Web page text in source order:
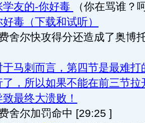
学友的-你好毒
（你在骂谁？
好毒（下载和试听）
舍尔快攻得分还造成了奥博
于马刺而言，第四节是最难打
，所以如果不能在前三节拉
最终大溃败！
舍尔加罚命中 [29:25 ]